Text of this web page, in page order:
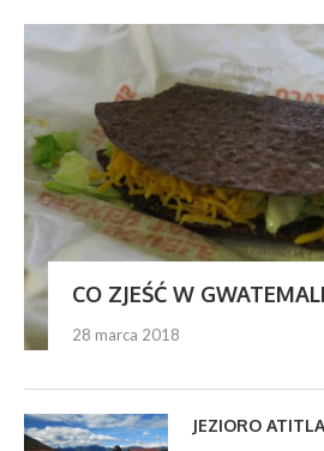
CO ZJEŚĆ W
28 marca 2018
JEZIORO